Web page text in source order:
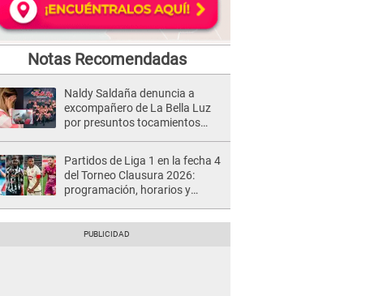
Notas Recomendadas
Naldy Saldaña denuncia a
excompañero de La Bella Luz
por presuntos tocamientos
Partidos de Liga 1 en la fecha 4
del Torneo Clausura 2026:
programación, horarios y